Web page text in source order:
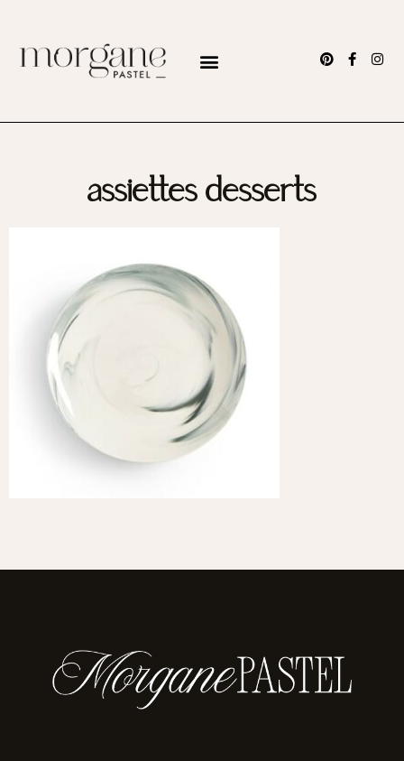
assiettes desserts